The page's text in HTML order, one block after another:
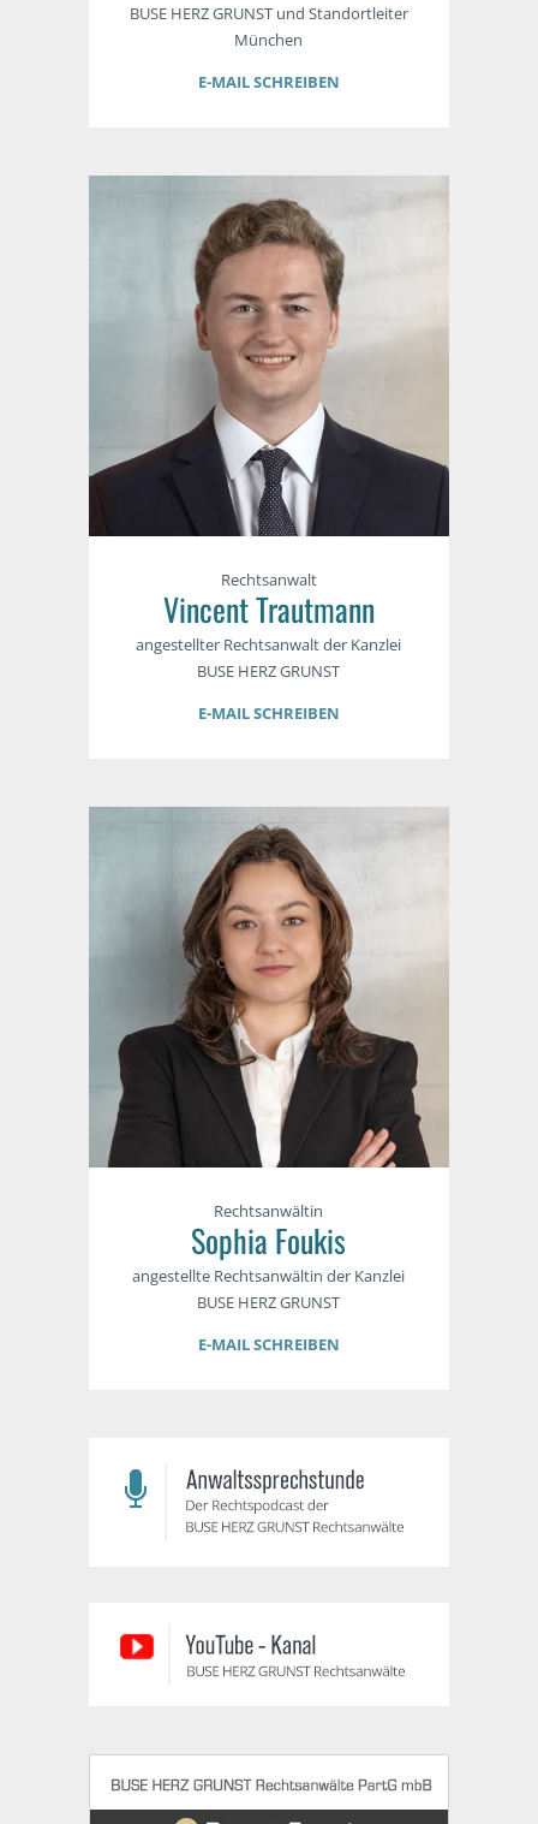
BUSE HERZ GRUNST und Standortleiter
München
E-MAIL SCHREIBEN
Rechtsanwalt
Vincent Trautmann
angestellter Rechtsanwalt der Kanzlei
BUSE HERZ GRUNST
E-MAIL SCHREIBEN
Rechtsanwältin
Sophia Foukis
angestellte Rechtsanwältin der Kanzlei
BUSE HERZ GRUNST
E-MAIL SCHREIBEN